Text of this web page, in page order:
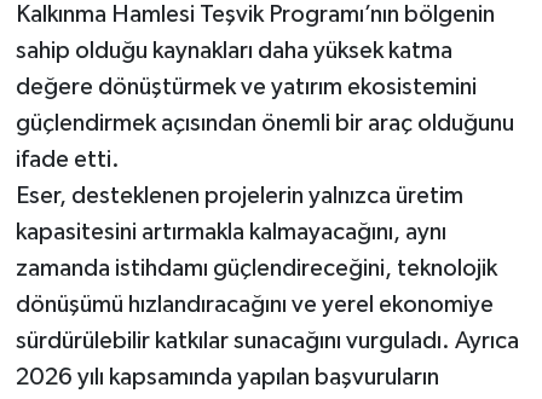
Kalkınma Hamlesi Teşvik Programı’nın bölgenin
sahip olduğu kaynakları daha yüksek katma
değere dönüştürmek ve yatırım ekosistemini
güçlendirmek açısından önemli bir araç olduğunu
ifade etti.
Eser, desteklenen projelerin yalnızca üretim
kapasitesini artırmakla kalmayacağını, aynı
zamanda istihdamı güçlendireceğini, teknolojik
dönüşümü hızlandıracağını ve yerel ekonomiye
sürdürülebilir katkılar sunacağını vurguladı. Ayrıca
2026 yılı kapsamında yapılan başvuruların